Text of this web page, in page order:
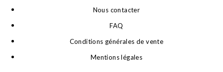
Nous contacter
FAQ
Conditions générales de vente
Mentions légales